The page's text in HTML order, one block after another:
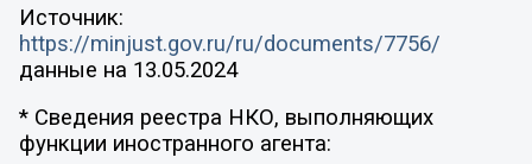
Источник:
https://minjust.gov.ru/ru/documents/7756/
данные на 13.05.2024
* Сведения реестра НКО, выполняющих
функции иностранного агента: